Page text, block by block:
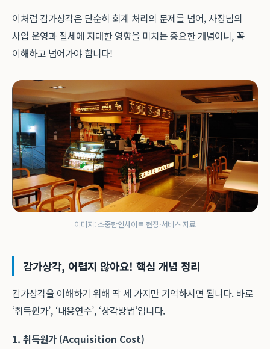
이처럼 감가상각은 단순히 회계 처리의 문제를 넘어, 사장님의
사업 운영과 절세에 지대한 영향을 미치는 중요한 개념이니, 꼭
이해하고 넘어가야 합니다!
이미지: 소중함인사이트 현장·서비스 자료
감가상각, 어렵지 않아요! 핵심 개념 정리
감가상각을 이해하기 위해 딱 세 가지만 기억하시면 됩니다. 바로
‘취득원가’, ‘내용연수’, ‘상각방법’입니다.
1. 취득원가 (Acquisition Cost)